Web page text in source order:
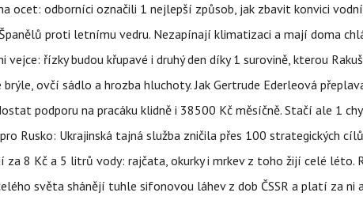
ocet: odborníci označili 1 nejlepší způsob, jak zbavit konvici
proti letnímu vedru. Nezapínají klimatizaci a mají doma
vejce: řízky budou křupavé i druhý den díky 1 surovině, kterou
ovčí sádlo a hrozba hluchoty. Jak Gertrude Ederleová
podporu na pracáku klidně i 38500 Kč měsíčně. Stačí ale 1
Rusko: Ukrajinská tajná služba zničila přes 100 strategických
za 8 Kč a 5 litrů vody: rajčata, okurky i mrkev z toho žijí celé léto.
světa shánějí tuhle sifonovou láhev z dob ČSSR a platí za ni